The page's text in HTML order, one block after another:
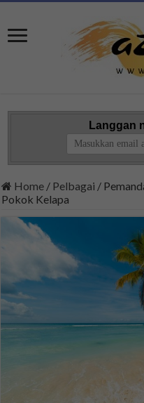
Langgan
Home / Pelbagai /
Pokok Kelapa